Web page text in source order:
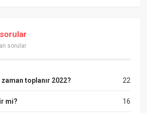
sorular
22
zaman toplanır 2022?
16
mi?